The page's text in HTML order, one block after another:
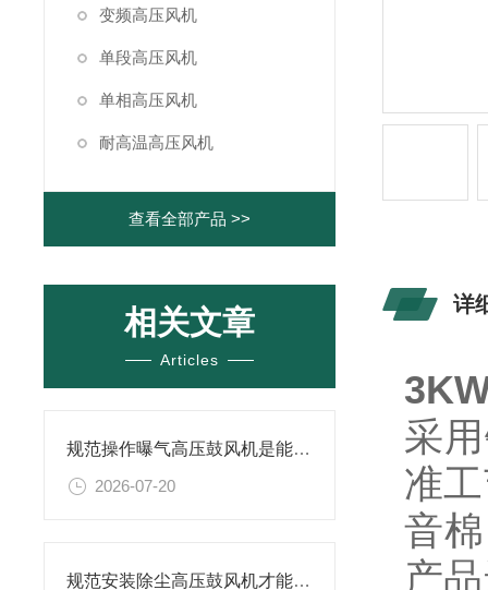
变频高压风机
单段高压风机
单相高压风机
耐高温高压风机
查看全部产品 >>
相关文章
Articles
规范操作曝气高压鼓风机是能保障供气质量的关键
2026-07-20
规范安装除尘高压鼓风机才能确保长周期稳定运行
详
采
准
音
产